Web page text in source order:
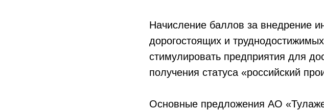
Начисление баллов за внедрение
дорогостоящих и
стимулировать предприятия для
получения статуса «российский
Основные предложения АО